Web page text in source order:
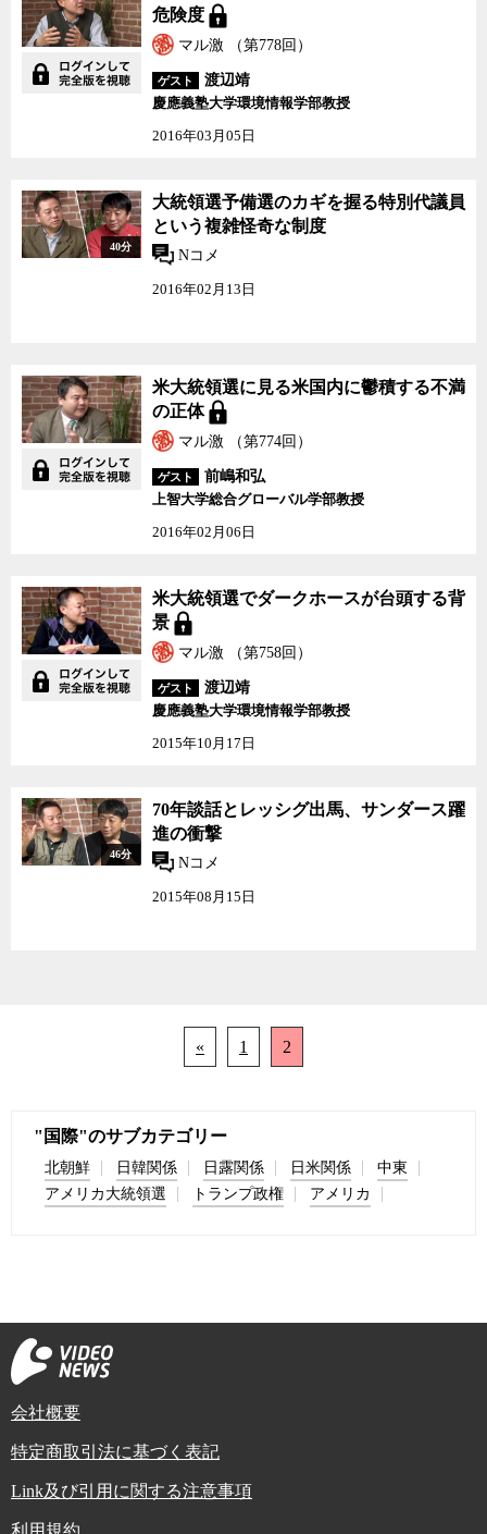
危険度
マル激 （第778回）
ゲスト
渡辺靖
慶應義塾大学環境情報学部教授
2016年03月05日
40分
大統領選予備選のカギを握る特別代議員
という複雑怪奇な制度
Nコメ
2016年02月13日
米大統領選に見る米国内に鬱積する不満
の正体
マル激 （第774回）
ゲスト
前嶋和弘
上智大学総合グローバル学部教授
2016年02月06日
米大統領選でダークホースが台頭する背
景
マル激 （第758回）
ゲスト
渡辺靖
慶應義塾大学環境情報学部教授
2015年10月17日
46分
70年談話とレッシグ出馬、サンダース躍
進の衝撃
Nコメ
2015年08月15日
« 1 2
"国際"のサブカテゴリー
北朝鮮 日韓関係 日露関係 日米関係
中東
アメリカ大統領選
トランプ政権 アメリカ
会社概要
特定商取引法に基づく表記
Link及び引用に関する注意事項
利用規約